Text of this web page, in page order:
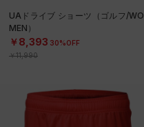
UAドライブ ショーツ（ゴルフ/WO
MEN）
￥8,393 30%OFF
￥11,990